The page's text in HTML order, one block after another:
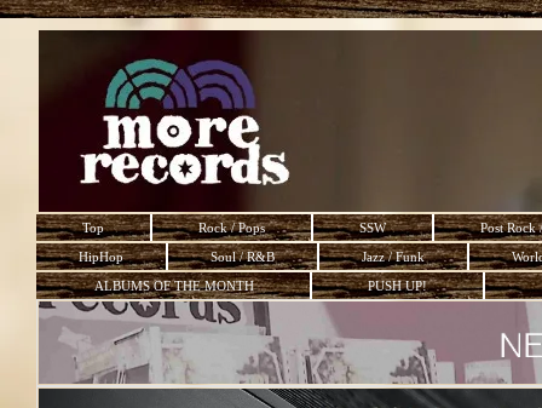
Top Rock / Pops SSW
Post Rock
HipHop
Soul / R&B Jazz / Funk
ALBUMS OF THE MONTH
PUSH UP!